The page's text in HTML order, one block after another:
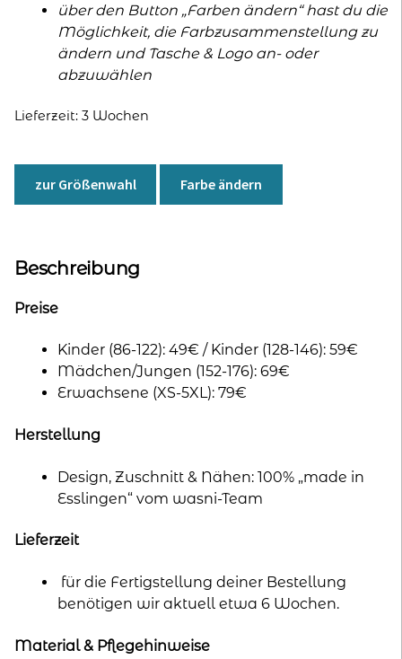
über den Button „Farben ändern“ hast du die
Möglichkeit, die Farbzusammenstellung zu
ändern und Tasche & Logo an- oder
abzuwählen
Lieferzeit: 3 Wochen
zur Größenwahl Farbe ändern
Beschreibung
Preise
Kinder (86-122): 49€ / Kinder (128-146): 59€
Mädchen/Jungen (152-176): 69€
Erwachsene (XS-5XL): 79€
Herstellung
Design, Zuschnitt & Nähen: 100% „made in
Esslingen“ vom wasni-Team
Lieferzeit
für die Fertigstellung deiner Bestellung
benötigen wir aktuell etwa 6 Wochen.
Material & Pflegehinweise